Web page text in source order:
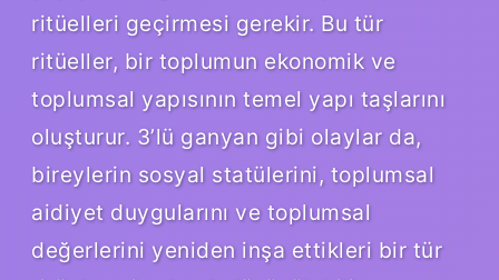
ritüelleri geçirmesi gerekir. Bu tür
ritüeller, bir toplumun ekonomik ve
toplumsal yapısının temel yapı taşlarını
oluşturur. 3’lü ganyan gibi olaylar da,
bireylerin sosyal statülerini, toplumsal
aidiyet duygularını ve toplumsal
değerlerini yeniden inşa ettikleri bir tür